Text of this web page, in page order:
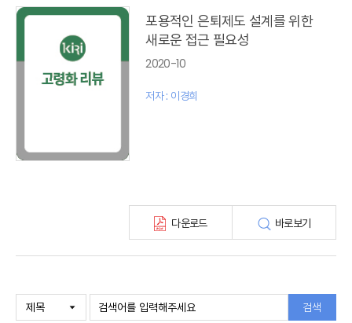
이슈 분석(종간)
해외 학술연구 분석(종간)
국내외동향(종간)
특별기고(종간)
고령화리뷰 모음집(종간)
최신보험정보
해외보험금융동향(종간)
포용적인 은퇴제도 설계를 위한
새로운 접근 필요성
2020-10
저자 : 이경희
다운로드 바로보기
검색